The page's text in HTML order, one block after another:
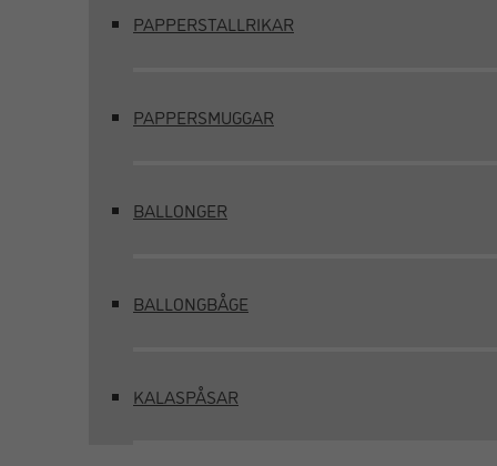
PAPPERSTALLRIKAR
PAPPERSMUGGAR
BALLONGER
BALLONGBÅGE
KALASPÅSAR